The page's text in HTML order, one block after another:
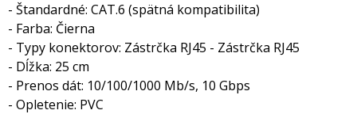
- Štandardné: CAT.6 (spätná kompatibilita)
- Farba: Čierna
- Typy konektorov: Zástrčka RJ45 - Zástrčka RJ45
- Dĺžka: 25 cm
- Prenos dát: 10/100/1000 Mb/s, 10 Gbps
- Opletenie: PVC